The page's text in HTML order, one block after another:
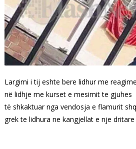
Largimi i tij eshte bere lidhur me
në lidhje me kurset e mesimit te gjuhes
të shkaktuar nga vendosja e flamurit
grek te lidhura ne kangjellat e nje